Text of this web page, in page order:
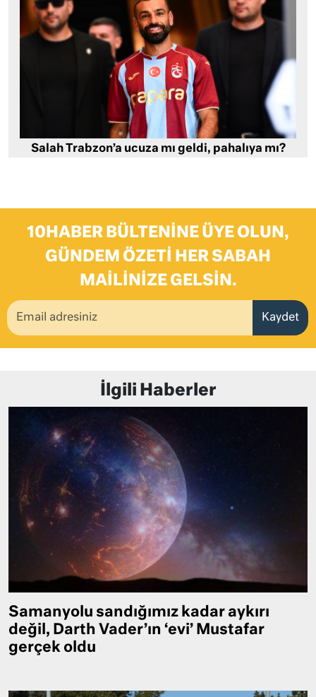
Salah Trabzon’a ucuza mı geldi, pahalıya mı?
10HABER BÜLTENINE ÜYE OLUN,
GÜNDEM ÖZETI HER SABAH
MAILINIZE GELSIN.
Kaydet
İlgili Haberler
Samanyolu sandığımız kadar aykırı
değil, Darth Vader’ın ‘evi’ Mustafar
gerçek oldu